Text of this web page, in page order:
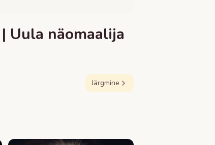
Uula näomaalija
Järgmine